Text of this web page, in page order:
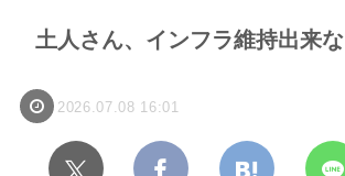
土人さん、インフラ維持出来
2026.07.08 16:01